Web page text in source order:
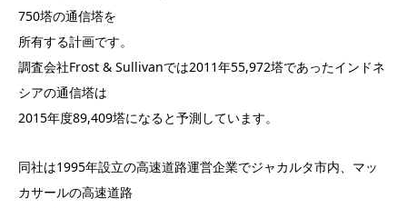
750塔の通信塔を
所有する計画です。
調査会社Frost & Sullivanでは2011年55,972塔であったインドネ
シアの通信塔は
2015年度89,409塔になると予測しています。
同社は1995年設立の高速道路運営企業でジャカルタ市内、マッ
カサールの高速道路